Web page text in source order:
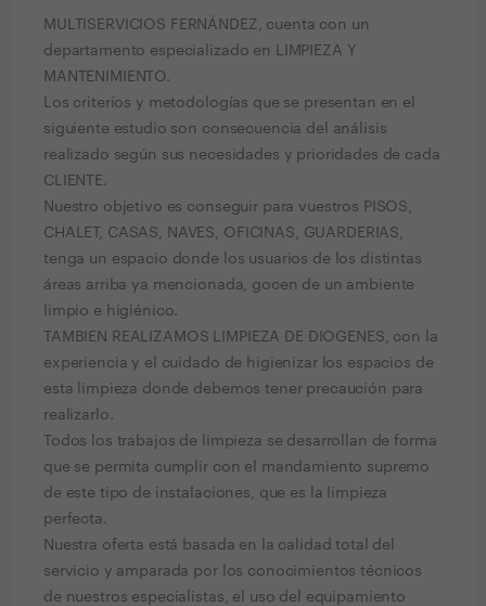
MULTISERVICIOS FERNÁNDEZ, cuenta con un
departamento especializado en LIMPIEZA Y
MANTENIMIENTO.
Los criterios y metodologías que se presentan en el
siguiente estudio son consecuencia del análisis
realizado según sus necesidades y prioridades de cada
CLIENTE.
Nuestro objetivo es conseguir para vuestros PISOS,
CHALET, CASAS, NAVES, OFICINAS, GUARDERIAS,
tenga un espacio donde los usuarios de los distintas
áreas arriba ya mencionada, gocen de un ambiente
limpio e higiénico.
TAMBIEN REALIZAMOS LIMPIEZA DE DIOGENES, con la
experiencia y el cuidado de higienizar los espacios de
esta limpieza donde debemos tener precaución para
realizarlo.
Todos los trabajos de limpieza se desarrollan de forma
que se permita cumplir con el mandamiento supremo
de este tipo de instalaciones, que es la limpieza
perfecta.
Nuestra oferta está basada en la calidad total del
servicio y amparada por los conocimientos técnicos
de nuestros especialistas, el uso del equipamiento